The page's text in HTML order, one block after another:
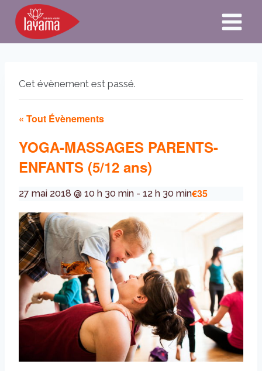
Aller
contenu
Cet évènement est passé.
« Tout Évènements
YOGA-MASSAGES PARENTS-
ENFANTS (5/12 ans)
27 mai 2018 @ 10 h 30 min - 12 h 30 min€35